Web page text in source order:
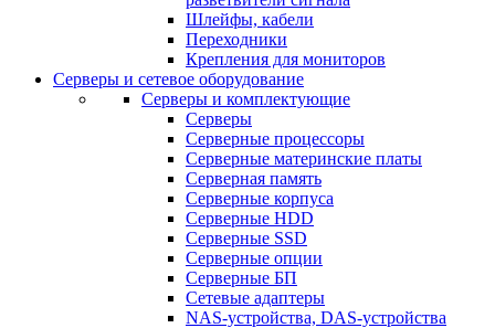
Шлейфы, кабели
Переходники
Крепления для мониторов
Серверы и сетевое оборудование
Серверы и комплектующие
Серверы
Серверные процессоры
Серверные материнские платы
Серверная память
Серверные корпуса
Серверные HDD
Серверные SSD
Серверные опции
Серверные БП
Сетевые адаптеры
NAS-устройства, DAS-устройства